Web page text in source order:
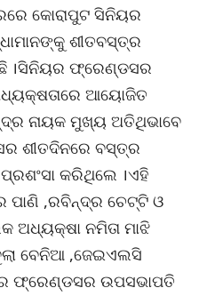
କୋରାପୁଟ ସିନିୟର
ଶୀତବସ୍ତ୍ର
।ସିନିୟର ଫ୍ରେଣ୍ଡସର
ଆୟୋଜିତ
ନାୟକ ମୁଖ୍ୟ ଅତିଥିଭାବେ
ଶୀତଦିନରେ ବସ୍ତ୍ର
କରିଥିଲେ ।ଏହି
ପାଣି ,ରବିନ୍ଦ୍ର ଚେଟ୍ଟି ଓ
ଅଧ୍ୟକ୍ଷା ନମିତା ମାଝି
ବେନିଆ ,ଜେଇଏଲସି
ଫ୍ରେଣ୍ଡସର ଉପସଭାପତି